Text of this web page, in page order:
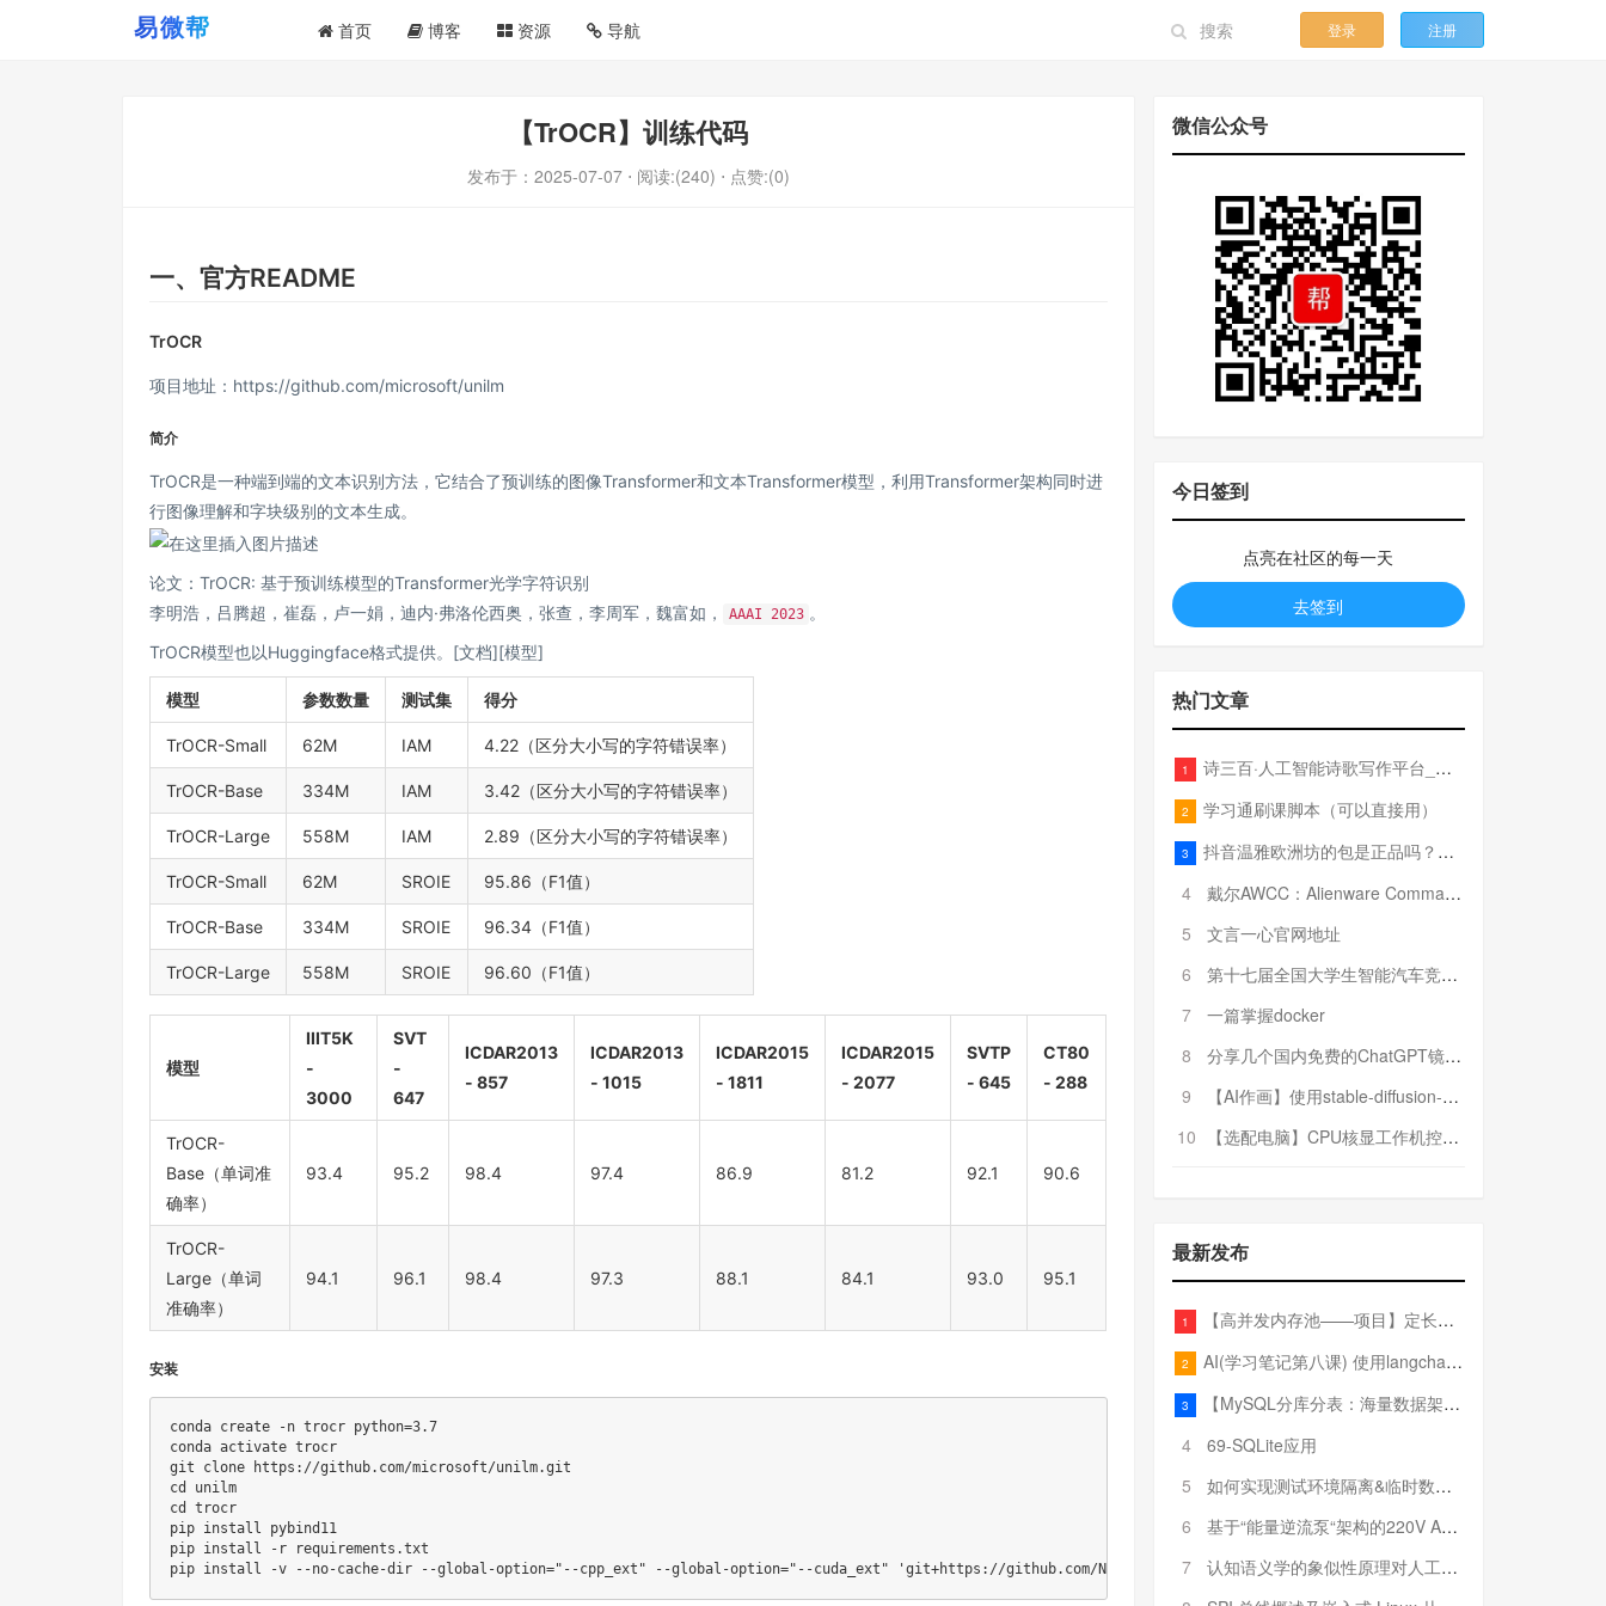
首页 博客 资源 导航 登录 注册
【TrOCR】训练代码
发布于： 2025-07-07 ⋅ 阅读:(240) ⋅ 点赞:(0)
一、官方README
TrOCR
项目地址： https://github.com/microsoft/unilm
简介
TrOCR是一种端到端的文本识别方法，它结合了预训练的图像Transformer和文本Transformer模型，利用Transformer架构同时进
行图像理解和字块级别的文本生成。
论文： TrOCR: 基于预训练模型的Transformer光学字符识别
李明浩，吕腾超，崔磊，卢一娟，迪内·弗洛伦西奥，张查，李周军，魏富如，
AAAI 2023 。
TrOCR模型也以Huggingface格式提供。[文档][模型]
模型 参数数量 测试集 得分
TrOCR-Small 62M IAM 4.22（区分大小写的字符错误率）
TrOCR-Base 334M IAM 3.42（区分大小写的字符错误率）
TrOCR-Large 558M IAM 2.89（区分大小写的字符错误率）
TrOCR-Small 62M SROIE 95.86（F1值）
TrOCR-Base 334M SROIE 96.34（F1值）
TrOCR-Large 558M SROIE 96.60（F1值）
模型
IIIT5K
-
3000
SVT
-
647
ICDAR2013
- 857
ICDAR2013
- 1015
ICDAR2015
- 1811
ICDAR2015
- 2077
SVTP
- 645
CT80
- 288
TrOCR-
Base（单词准
确率）
93.4 95.2 98.4 97.4 86.9 81.2 92.1 90.6
TrOCR-
Large（单词
准确率）
94.1 96.1 98.4 97.3 88.1 84.1 93.0 95.1
安装
conda create -n trocr python=3.7
git
cd
cd
trocr
pip install pybind11
pip install -r requirements.txt
pip install -v --no-cache-dir --global-option="--cpp_ext" --global-option="--cuda_ext" 'git+https://github.com/NVIDIA/apex.git'
微信公众号
今日签到
点亮在社区的每一天
去签到
热门文章
1 诗三百·人工智能诗歌写作平台_在线作诗机_藏头诗生成器_电脑对联_姓名作诗
2 学习通刷课脚本（可以直接用）
3
抖音温雅欧洲坊的包是正品吗？温雅卖的包为啥那么便宜？
4
戴尔AWCC：Alienware Command Center 故障排除方法，里面附有超全详解呦，快来快来，欢迎观看~
5
文言一心官网地址
6
第十七届全国大学生智能汽车竞赛全国总决赛参赛队伍奖项公告
7
一篇掌握docker
8
分享几个国内免费的ChatGPT镜像网址(亲测有效-4月25日更新)
9
【AI作画】使用stable-diffusion-webui搭建AI作画平台
10
【选配电脑】CPU核显工作机控制预算5000
最新发布
1 【高并发内存池——项目】定长内存池——开胃小菜
2 AI(学习笔记第八课) 使用langchain的embedding models
3
【MySQL分库分表：海量数据架构的终极解决方案】
4
69-SQLite应用
5
如何实现测试环境隔离&临时数据库（pytest+SQLite）
6
基于“能量逆流泵“架构的220V AC至20V DC 300W高效电源设计
7
认知语义学的象似性原理对人工智能自然语言处理深层语义分析的影响与启示